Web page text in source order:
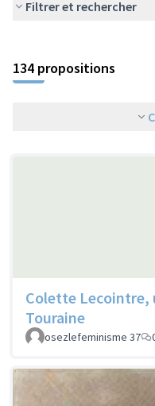
Filtrer et rechercher
134 propositions
Colette Lecointre,
Touraine
osezlefeminisme 37